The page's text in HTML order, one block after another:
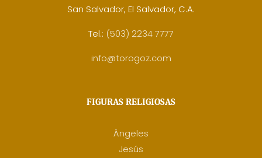
San Salvador, El Salvador, C.A.
Tel.: (503) 2234 7777
info@torogoz.com
FIGURAS RELIGIOSAS
Ángeles
Jesús